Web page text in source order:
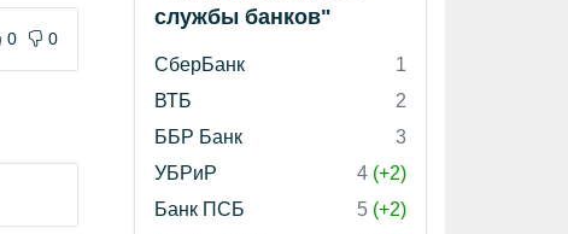
0 0
службы банков"
СберБанк
1
ВТБ
2
ББР Банк
3
УБРиР
4 (+2)
Банк ПСБ
5 (+2)